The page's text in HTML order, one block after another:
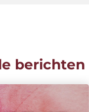
berichten